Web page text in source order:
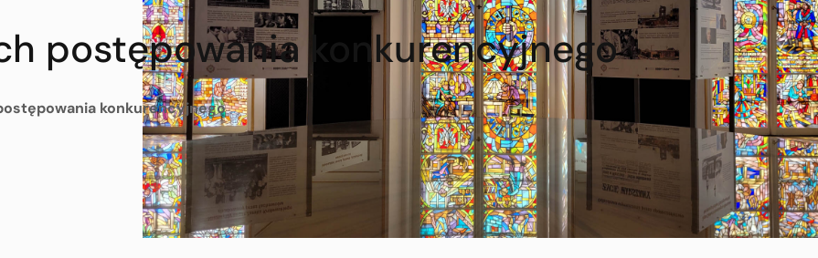
postępowania konkurencyjnego
konkurencyjnego